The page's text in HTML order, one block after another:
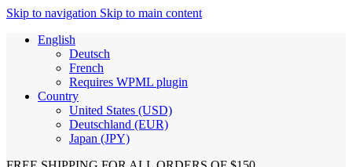
Skip to navigation Skip to main content
English
Deutsch
French
Requires WPML plugin
Country
United States (USD)
Deutschland (EUR)
Japan (JPY)